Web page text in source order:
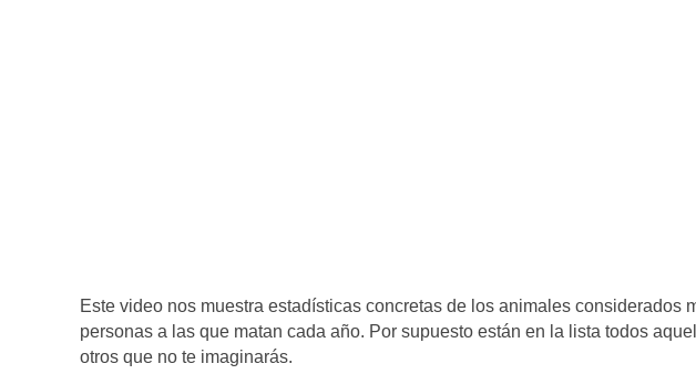
Este video nos muestra estadísticas concretas de los animales considerados
personas a las que matan cada año. Por supuesto están en la lista todos
otros que no te imaginarás.